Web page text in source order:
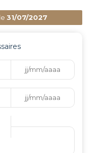
31/07/2027